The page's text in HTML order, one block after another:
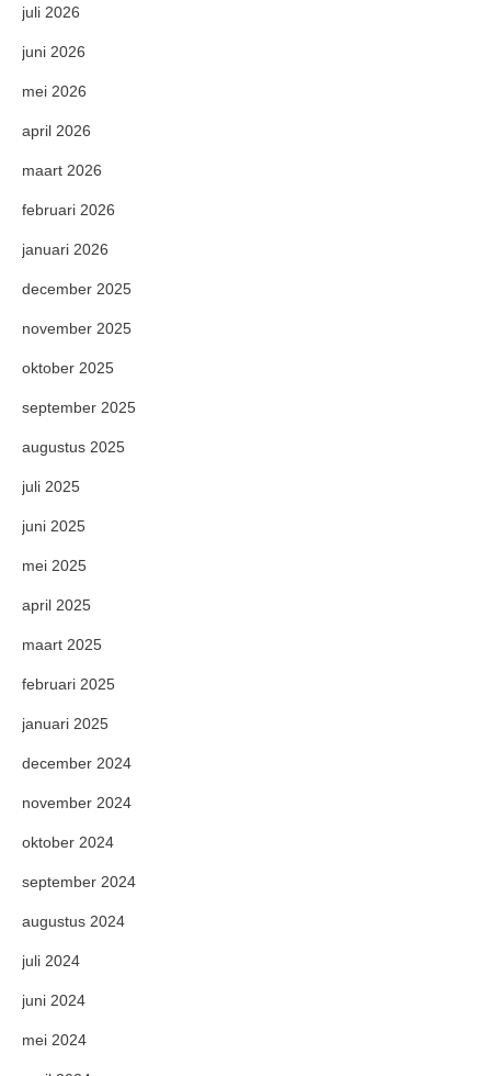
juli 2026
juni 2026
mei 2026
april 2026
maart 2026
februari 2026
januari 2026
december 2025
november 2025
oktober 2025
september 2025
augustus 2025
juli 2025
juni 2025
mei 2025
april 2025
maart 2025
februari 2025
januari 2025
december 2024
november 2024
oktober 2024
september 2024
augustus 2024
juli 2024
juni 2024
mei 2024